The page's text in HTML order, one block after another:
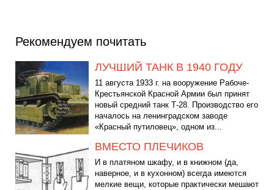
Рекомендуем почитать
ЛУЧШИЙ ТАНК В 1940 ГОДУ
11 августа 1933 г. на вооружение Рабоче-
Крестьянской Красной Армии был принят
новый средний танк Т-28. Производство его
началось на ленинградском заводе
«Красный путиловец», одном из...
ВМЕСТО ПЛЕЧИКОВ
И в платяном шкафу, и в книжном (да,
наверное, и в кухонном) всегда имеются
мелкие вещи, которые практически мешают